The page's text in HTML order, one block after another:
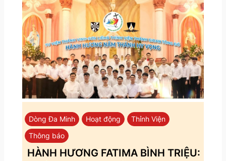
Dòng Đa Minh Hoạt động
Thỉnh Viện
Thông báo
HÀNH HƯƠNG FATIMA BÌNH TRIỆU: